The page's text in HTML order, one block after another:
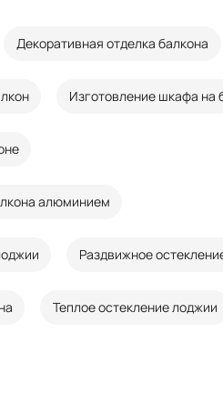
Декоративная отделка балкона
Изготовление шкафа на
алюминием
Раздвижное
Теплое остекление лоджии